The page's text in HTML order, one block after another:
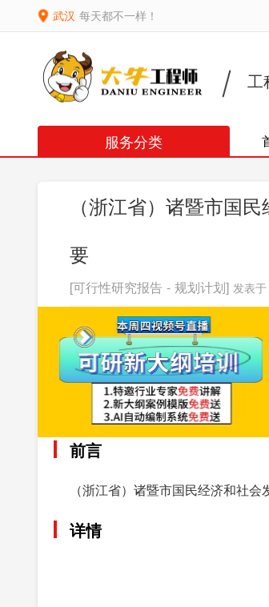
武汉 每天都不一样！
工
服务分类
（浙江省）诸暨市国
要
[可行性研究报告 - 规划计划] 发表
前言
（浙江省）诸暨市国民经济和社
详情